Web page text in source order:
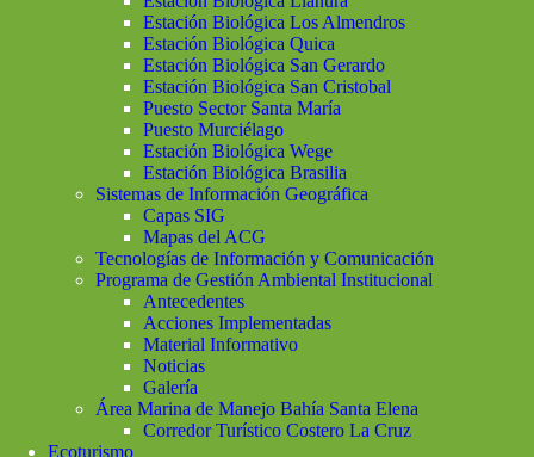
Estación Biológica Los Almendros
Estación Biológica Quica
Estación Biológica San Gerardo
Estación Biológica San Cristobal
Puesto Sector Santa María
Puesto Murciélago
Estación Biológica Wege
Estación Biológica Brasilia
Sistemas de Información Geográfica
Capas SIG
Mapas del ACG
Tecnologías de Información y Comunicación
Programa de Gestión Ambiental Institucional
Antecedentes
Acciones Implementadas
Material Informativo
Noticias
Galería
Área Marina de Manejo Bahía Santa Elena
Corredor Turístico Costero La Cruz
Ecoturismo